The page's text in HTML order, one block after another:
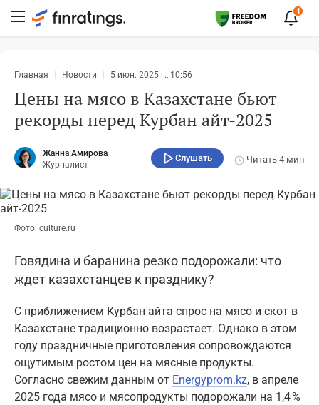
1
Главная Новости 5 июн. 2025 г., 10:56
Цены на мясо в Казахстане бьют
рекорды перед Курбан айт-2025
Жанна Амирова
Журналист
Слушать Читать 4 мин
Фото: culture.ru
Говядина и баранина резко подорожали: что
ждет казахстанцев к празднику?
С приближением Курбан айта спрос на мясо и скот в
Казахстане традиционно возрастает. Однако в этом
году праздничные приготовления сопровождаются
ощутимым ростом цен на мясные продукты.
Согласно свежим данным от Energyprom.kz, в апреле
2025 года мясо и мясопродукты подорожали на 1,4 %